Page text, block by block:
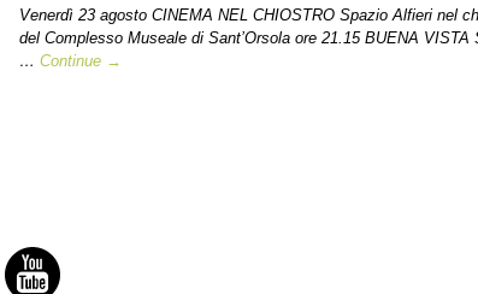
Venerdì 23 agosto CINEMA NEL CHIOSTRO Spazio Alfieri nel
del Complesso Museale di Sant’Orsola ore 21.15 BUENA VISTA
… Continue →